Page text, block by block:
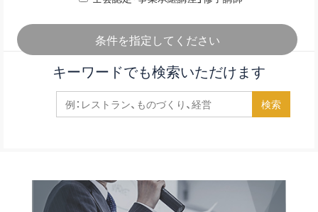
条件を指定してください
キーワードでも検索いただけます
検索